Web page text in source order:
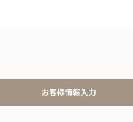
お客様情報入力